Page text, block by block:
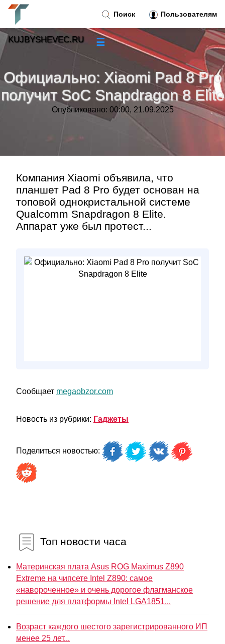
Официально: Xiaomi Pad 8 Pro
получит SoC Snapdragon 8 Elite
Опубликовано: 00:00, 21.09.2025
Компания Xiaomi объявила, что
планшет Pad 8 Pro будет основан на
топовой однокристальной системе
Qualcomm Snapdragon 8 Elite.
Аппарат уже был протест...
Сообщает megaobzor.com
Новость из рубрики: Гаджеты
Поделиться новостью:
Топ новости часа
Материнская плата Asus ROG Maximus Z890
Extreme на чипсете Intel Z890: самое
«навороченное» и очень дорогое флагманское
решение для платформы Intel LGA1851...
Возраст каждого шестого зарегистрированного ИП
менее 25 лет...
Поиск Пользователям
KUJBYSHEVEC.RU ☰
»
Тренды новостей»
»
Контакт»